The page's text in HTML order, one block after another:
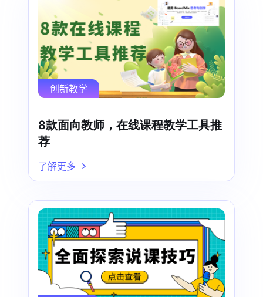
创新教学
8款面向教师，在线课程教学工具推
荐
了解更多